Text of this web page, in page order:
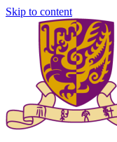
Skip to content